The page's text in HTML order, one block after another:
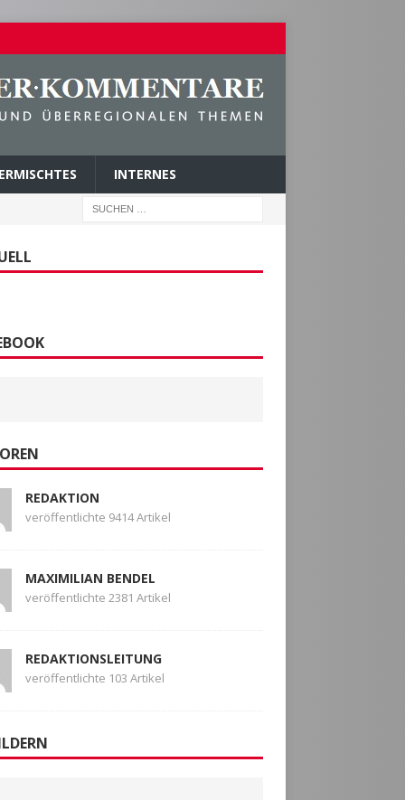
INTERNES
veröffentlichte 9414 Artikel
veröffentlichte 2381 Artikel